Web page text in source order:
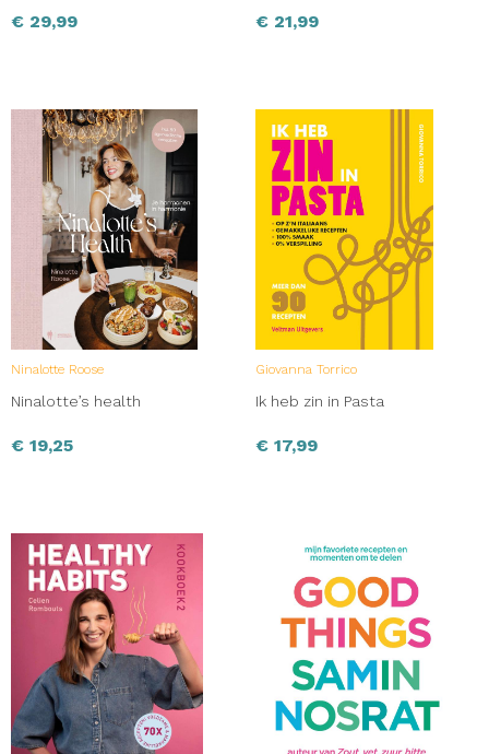
€ 29,99 € 21,99
Ninalotte Roose
Ninalotte’s health
€ 19,25
Giovanna Torrico
Ik heb zin in Pasta
€ 17,99